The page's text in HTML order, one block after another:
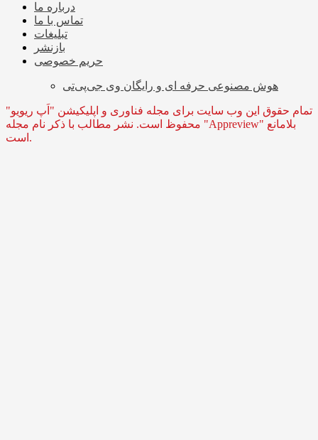
درباره ما
تماس با ما
تبلیغات
بازنشر
حریم خصوصی
هوش مصنوعی حرفه ای و رایگان وی جی‌پی‌تی
تمام حقوق این وب سایت برای مجله فناوری و اپلیکیشن "اَپ ریویو"
محفوظ است. نشر مطالب با ذکر نام مجله "Appreview" بلامانع
است.